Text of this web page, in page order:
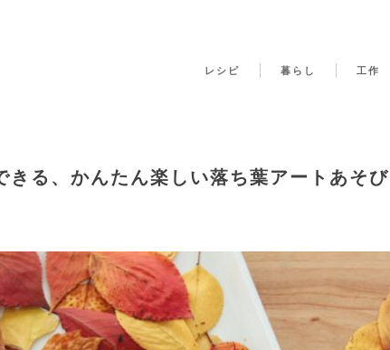
レシピ 暮らし 工作
きる、かんたん楽しい落ち葉アートあそび